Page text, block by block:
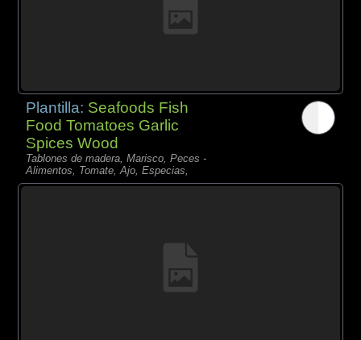
Plantilla: Seafoods Fish
Food Tomatoes Garlic
Spices Wood
Tablones de madera, Marisco, Peces -
Alimentos, Tomate, Ajo, Especias,